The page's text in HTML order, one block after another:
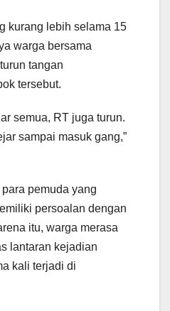
kurang lebih selama 15
warga bersama
tangan
tersebut.
semua, RT juga turun.
sampai masuk gang,”
pemuda yang
persoalan dengan
itu, warga merasa
lantaran kejadian
kali terjadi di